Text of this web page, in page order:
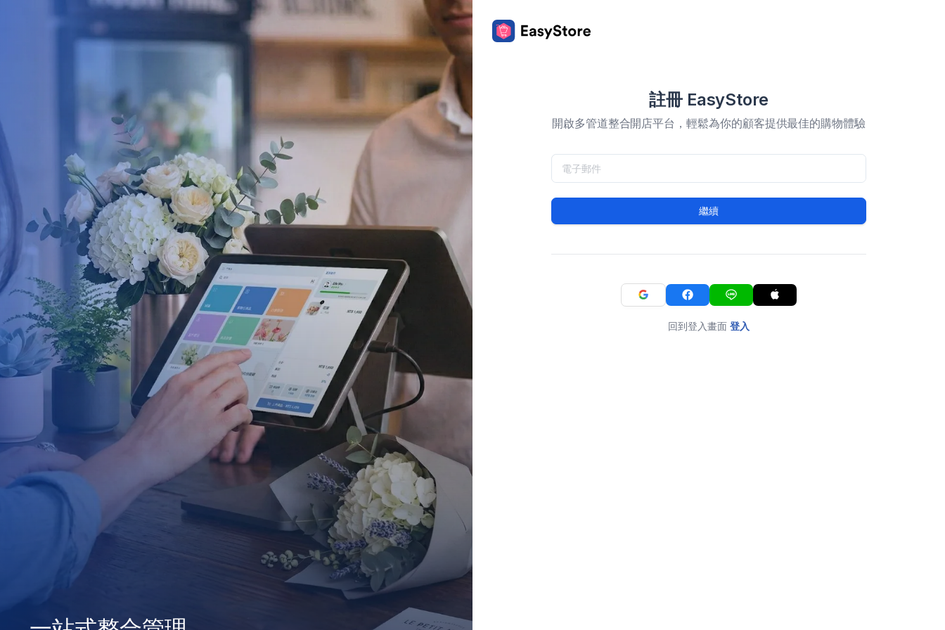
註冊 EasyStore
開啟多管道整合開店平台，輕鬆為你的顧客提供最佳的購物體驗
繼續
回到登入畫面 登入